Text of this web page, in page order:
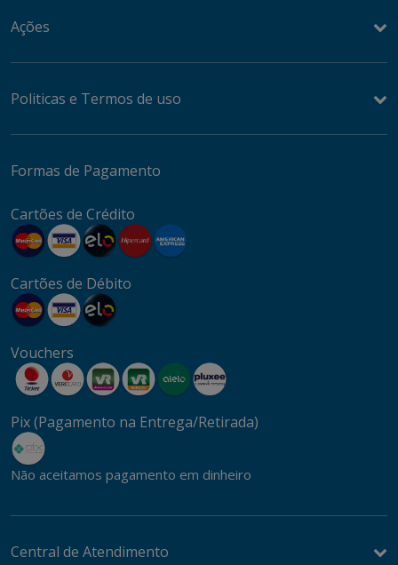
Ações
Politicas e Termos de uso
Formas de Pagamento
Cartões de Crédito
Cartões de Débito
Vouchers
Pix (Pagamento na Entrega/Retirada)
Não aceitamos pagamento em dinheiro
Central de Atendimento